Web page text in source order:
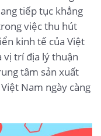
tiếp tục khẳng
việc thu hút
kinh tế của Việt
vị trí địa lý thuận
tâm sản xuất
Nam ngày càng